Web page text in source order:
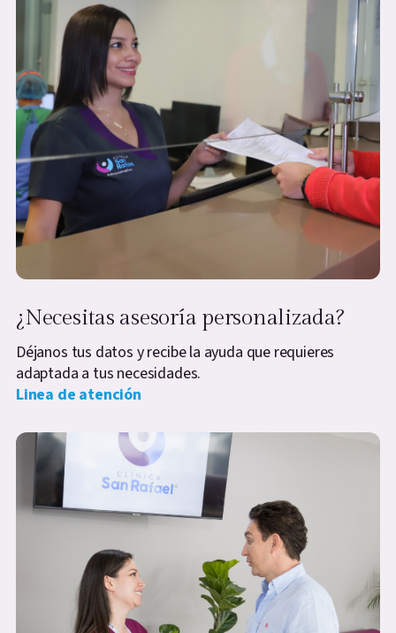
¿Necesitas asesoría personalizada?
Déjanos tus datos y recibe la ayuda que requieres
adaptada a tus necesidades.
Linea de atención